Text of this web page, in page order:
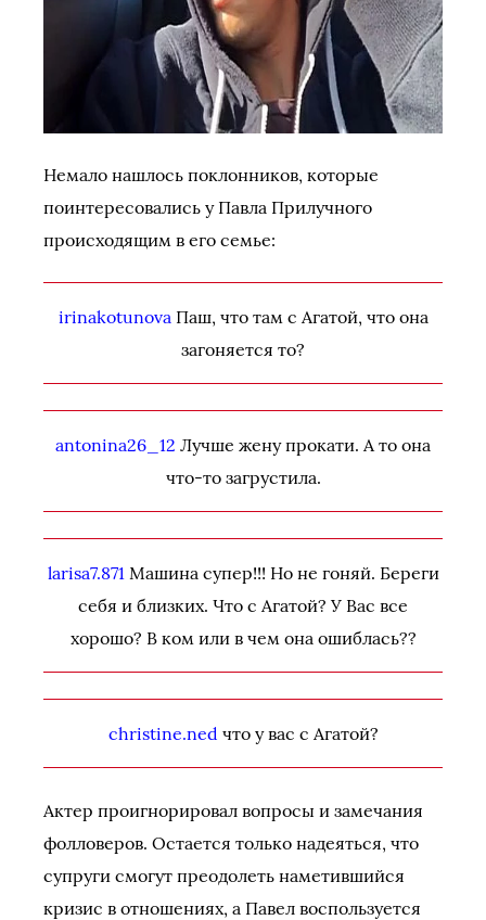
Немало нашлось поклонников, которые
поинтересовались у Павла Прилучного
происходящим в его семье:
irinakotunova Паш, что там с Агатой, что она
загоняется то?
antonina26_12 Лучше жену прокати. А то она
что-то загрустила.
larisa7.871Машина супер!!! Но не гоняй. Береги
себя и близких. Что с Агатой? У Вас все
хорошо? В ком или в чем она ошиблась??
christine.ned что у вас с Агатой?
Актер проигнорировал вопросы и замечания
фолловеров. Остается только надеяться, что
супруги смогут преодолеть наметившийся
кризис в отношениях, а Павел воспользуется